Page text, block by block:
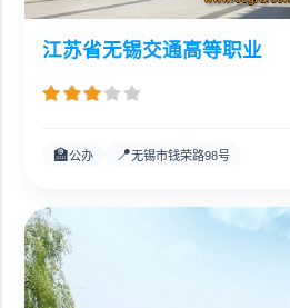
江苏省无锡交通高等职业
🏫公办 📍无锡市钱荣路98号